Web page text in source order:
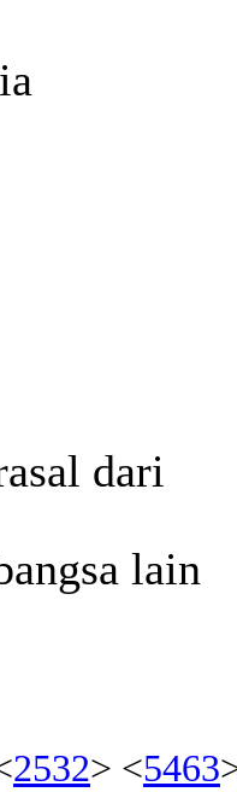
dari
lain
2532> <5463